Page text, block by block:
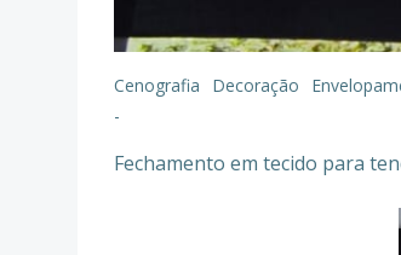
Cenografia Decoração
-
Fechamento em tecido para